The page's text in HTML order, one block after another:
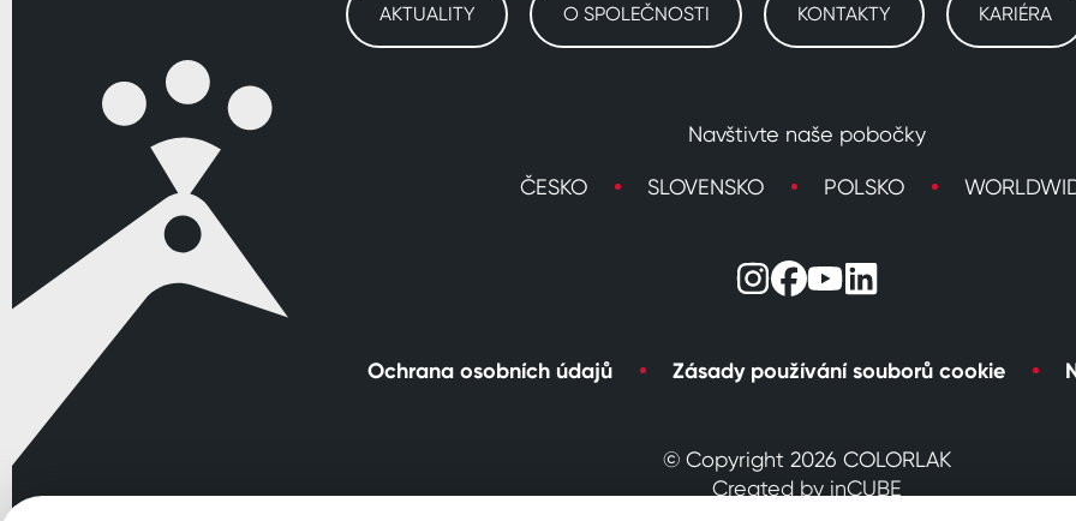
AKTUALITY O SPOLEČNOSTI KONTAKTY KARIÉRA
Navštivte naše pobočky
ČESKO SLOVENSKO POLSKO
Ochrana osobních údajů Zásady používání souborů cookie
© Copyright 2026 COLORLAK
Created by inCUBE